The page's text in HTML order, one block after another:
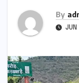
By
JUN